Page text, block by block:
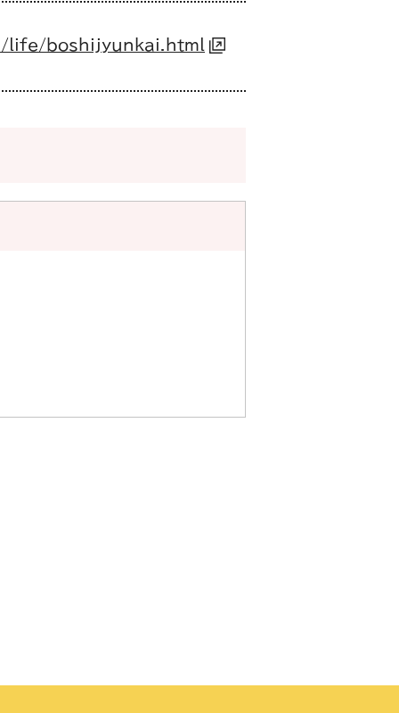
boshijyunkai.html